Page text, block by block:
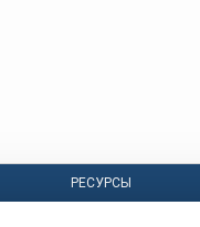
РЕСУРСЫ